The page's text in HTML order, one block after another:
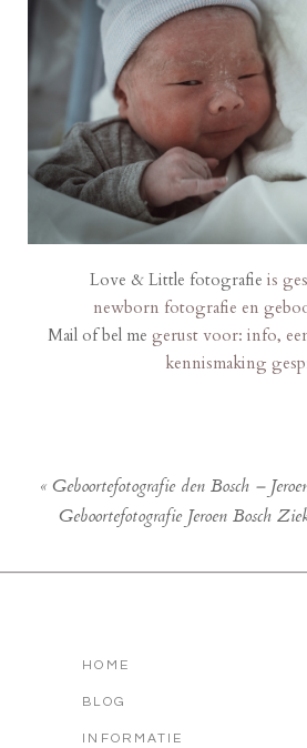
Love & Little fotografie is
newborn fotografie en
Mail of bel me gerust voor: info,
kennismaking
« Geboortefotografie den Bosch –
Geboortefotografie Jeroen Bosch
HOME
BLOG
INFORMATIE